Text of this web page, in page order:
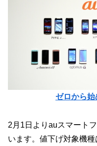
ゼロから
2月1日よりauスマート
います。値下げ対象機種